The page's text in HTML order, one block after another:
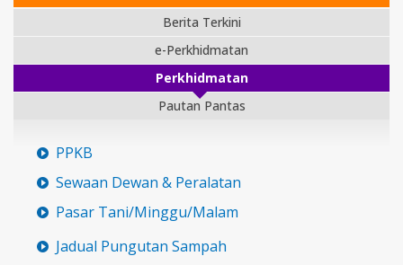
Berita Terkini
e-Perkhidmatan
Perkhidmatan
Pautan Pantas
PPKB
Sewaan Dewan & Peralatan
Pasar Tani/Minggu/Malam
Jadual Pungutan Sampah